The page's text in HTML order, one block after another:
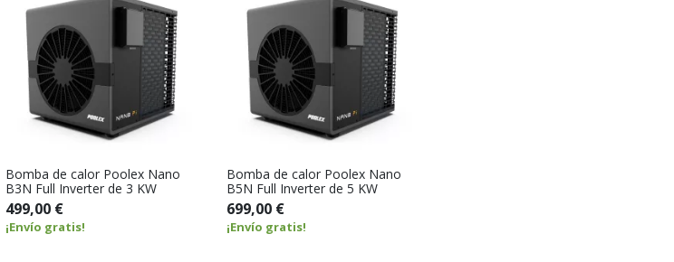
Bomba de calor Poolex Nano
B3N Full Inverter de 3 KW
499,00 €
¡Envío gratis!
Bomba de calor Poolex Nano
B5N Full Inverter de 5 KW
699,00 €
¡Envío gratis!